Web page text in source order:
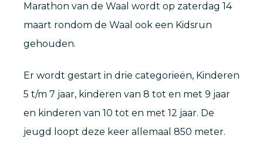
Marathon van de Waal wordt op zaterdag 14
maart rondom de Waal ook een Kidsrun
gehouden.
Er wordt gestart in drie categorieën, Kinderen
5 t/m 7 jaar, kinderen van 8 tot en met 9 jaar
en kinderen van 10 tot en met 12 jaar. De
jeugd loopt deze keer allemaal 850 meter.